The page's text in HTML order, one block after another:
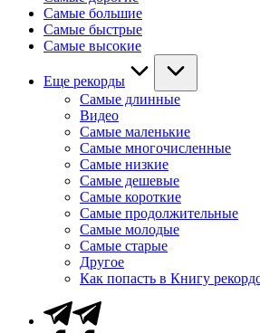
Самые большие
Самые быстрые
Самые высокие
Еще рекорды
Самые длинные
Видео
Самые маленькие
Самые многочисленные
Самые низкие
Самые дешевые
Самые короткие
Самые продолжительные
Самые молодые
Самые старые
Другое
Как попасть в Книгу
Telegram